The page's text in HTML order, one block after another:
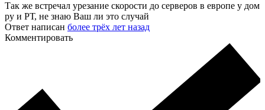
Так же встречал урезание скорости до серверов в европе у дом
ру и РТ, не знаю Ваш ли это случай
Ответ написан более трёх лет назад
Комментировать